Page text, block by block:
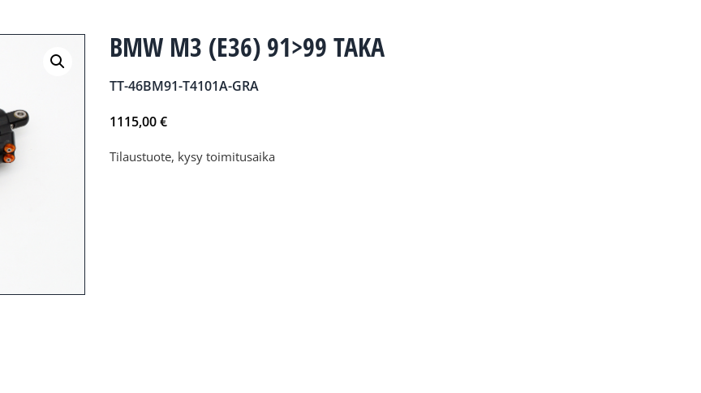
BMW M3 (E36) 91>99 TAKA
TT-46BM91-T4101A-GRA
1115,00€
Tilaustuote, kysy toimitusaika